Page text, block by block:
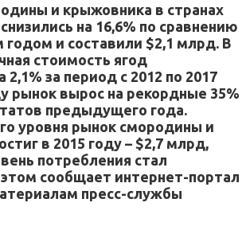
и крыжовника в странах
на 16,6% по сравнению
и составили $2,1 млрд. В
стоимость ягод
2,1% за период с 2012 по 2017
рынок вырос на рекордные 35%
предыдущего года.
уровня рынок смородины и
в 2015 году – $2,7 млрд,
потребления стал
сообщает интернет-портал
пресс-службы